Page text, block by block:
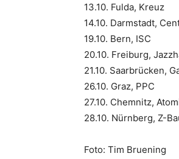
13.10. Fulda, Kreuz
14.10. Darmstadt,
19.10. Bern, ISC
20.10. Freiburg,
21.10. Saarbrücken,
26.10. Graz, PPC
27.10. Chemnitz,
28.10. Nürnberg, Z-
Foto: Tim Bruening